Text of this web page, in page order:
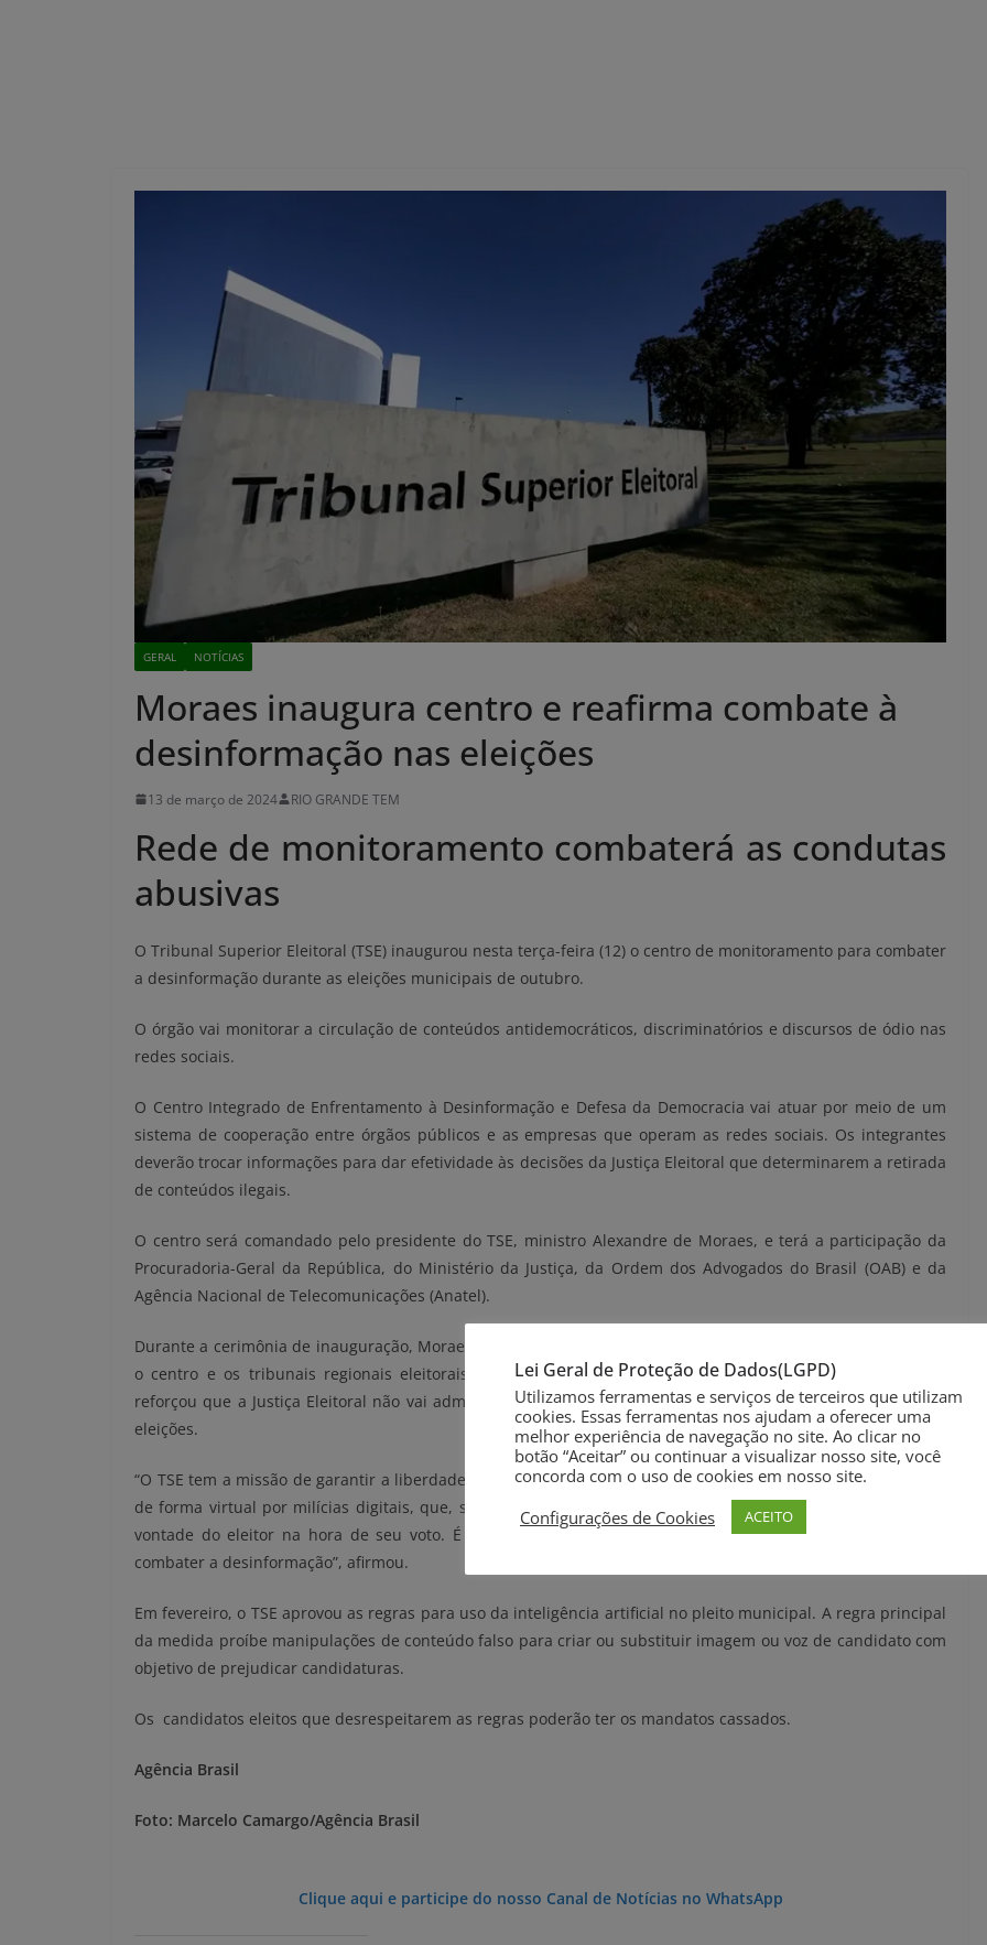
GERAL NOTÍCIAS
Moraes inaugura centro e reafirma combate à
desinformação nas eleições
13 de março de 2024 RIO GRANDE TEM
Rede de monitoramento combaterá as condutas
abusivas
O Tribunal Superior Eleitoral (TSE) inaugurou nesta terça-feira (12) o centro de monitoramento para combater
a desinformação durante as eleições municipais de outubro.
O órgão vai monitorar a circulação de conteúdos antidemocráticos, discriminatórios e discursos de ódio nas
redes sociais.
O Centro Integrado de Enfrentamento à Desinformação e Defesa da Democracia vai atuar por meio de um
sistema de cooperação entre órgãos públicos e as empresas que operam as redes sociais. Os integrantes
deverão trocar informações para dar efetividade às decisões da Justiça Eleitoral que determinarem a retirada
de conteúdos ilegais.
O centro será comandado pelo presidente do TSE, ministro Alexandre de Moraes, e terá a participação da
Procuradoria-Geral da República, do Ministério da Justiça, da Ordem dos Advogados do Brasil (OAB) e da
Agência Nacional de Telecomunicações (Anatel).
Durante a cerimônia de inauguração, Moraes disse que haverá uma rede de monitoramento integrado entre
o centro e os tribunais regionais eleitorais para combater as condutas abusivas. O presidente do TSE
reforçou que a Justiça Eleitoral não vai admitir discursos antidemocráticos, de ódio e fake news durante as
eleições.
“O TSE tem a missão de garantir a liberdade na hora da escolha do eleitor. Essa vontade vem sendo atacada
de forma virtual por milícias digitais, que, se aproveitando de notícias fraudulentas, pretendem capturar a
vontade do eleitor na hora de seu voto. É necessário que a Justiça Eleitoral possa estar preparada para
combater a desinformação”, afirmou.
Em fevereiro, o TSE aprovou as regras para uso da inteligência artificial no pleito municipal. A regra principal
da medida proíbe manipulações de conteúdo falso para criar ou substituir imagem ou voz de candidato com
objetivo de prejudicar candidaturas.
Os candidatos eleitos que desrespeitarem as regras poderão ter os mandatos cassados.
Agência Brasil
Foto: Marcelo Camargo/Agência Brasil
Clique aqui e participe do nosso Canal de Notícias no WhatsApp
Lei Geral de Proteção de Dados(LGPD)
Utilizamos ferramentas e serviços de terceiros que utilizam
cookies. Essas ferramentas nos ajudam a oferecer uma
melhor experiência de navegação no site. Ao clicar no
botão “Aceitar” ou continuar a visualizar nosso site, você
concorda com o uso de cookies em nosso site.
Configurações de Cookies
ACEITO